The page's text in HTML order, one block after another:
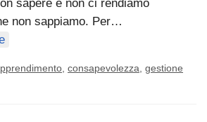
sapere e non ci rendiamo
non sappiamo. Per…
consapevolezza gestione